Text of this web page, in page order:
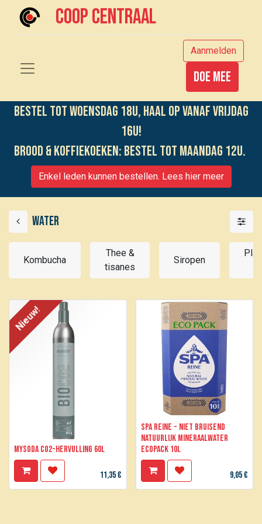
Coop centraal
Aanmelden
Doe mee
Bestel tot woensdag 18u, haal op vanaf vrijdag
16u!
Brood & koffiekoeken: bestel tot maandag 12u.
Enkel leden kunnen bestellen. Lees hier meer
Water
Kombucha
Thee &
tisanes
Siropen
Nieuw!
MYSODA CO2-hervulling 60L
11,35€
SPA Reine - Niet bruisend
natuurlijk mineraalwater
ECOPACK 10L
9,05€